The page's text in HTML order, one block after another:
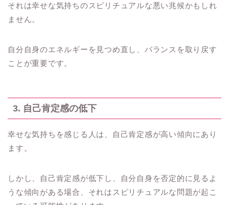
それは幸せな気持ちのスピリチュアルな悪い兆候かもしれ
ません。
自分自身のエネルギーを見つめ直し、バランスを取り戻す
ことが重要です。
3. 自己肯定感の低下
幸せな気持ちを感じる人は、自己肯定感が高い傾向にあり
ます。
しかし、自己肯定感が低下し、自分自身を否定的に見るよ
うな傾向がある場合、それはスピリチュアルな問題が起こ